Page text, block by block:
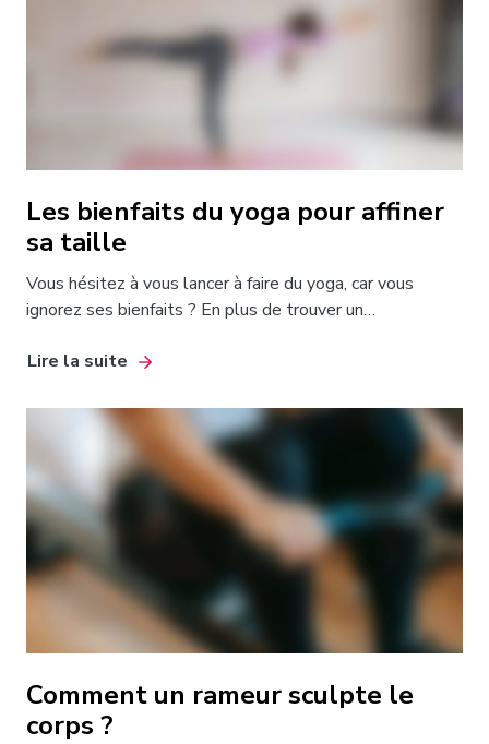
Les bienfaits du yoga pour affiner
sa taille
Vous hésitez à vous lancer à faire du yoga, car vous
ignorez ses bienfaits ? En plus de trouver un…
Lire la suite
Comment un rameur sculpte le
corps ?